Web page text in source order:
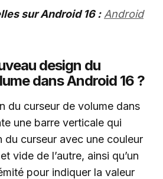
sur Android 16 : Android
design du
dans Android 16 ?
du curseur de volume dans
une barre verticale qui
du curseur avec une couleur
vide de l’autre, ainsi qu’un
pour indiquer la valeur